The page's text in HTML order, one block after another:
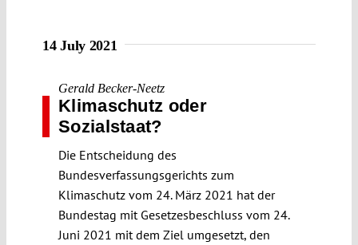
14 July 2021
Gerald Becker-Neetz
Klimaschutz oder
Sozialstaat?
Die Entscheidung des
Bundesverfassungsgerichts zum
Klimaschutz vom 24. März 2021 hat der
Bundestag mit Gesetzesbeschluss vom 24.
Juni 2021 mit dem Ziel umgesetzt, den